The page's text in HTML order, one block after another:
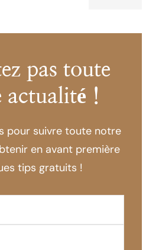
pas toute
actualité !
pour suivre toute notre
en avant première
tips gratuits !